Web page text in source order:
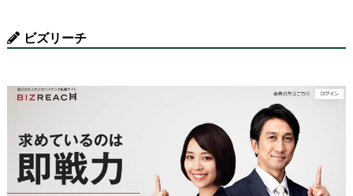
ビズリーチ